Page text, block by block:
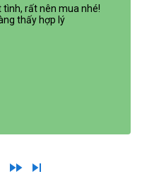
tình, rất nên mua nhé!
thấy hợp lý
fast_forward skip_next